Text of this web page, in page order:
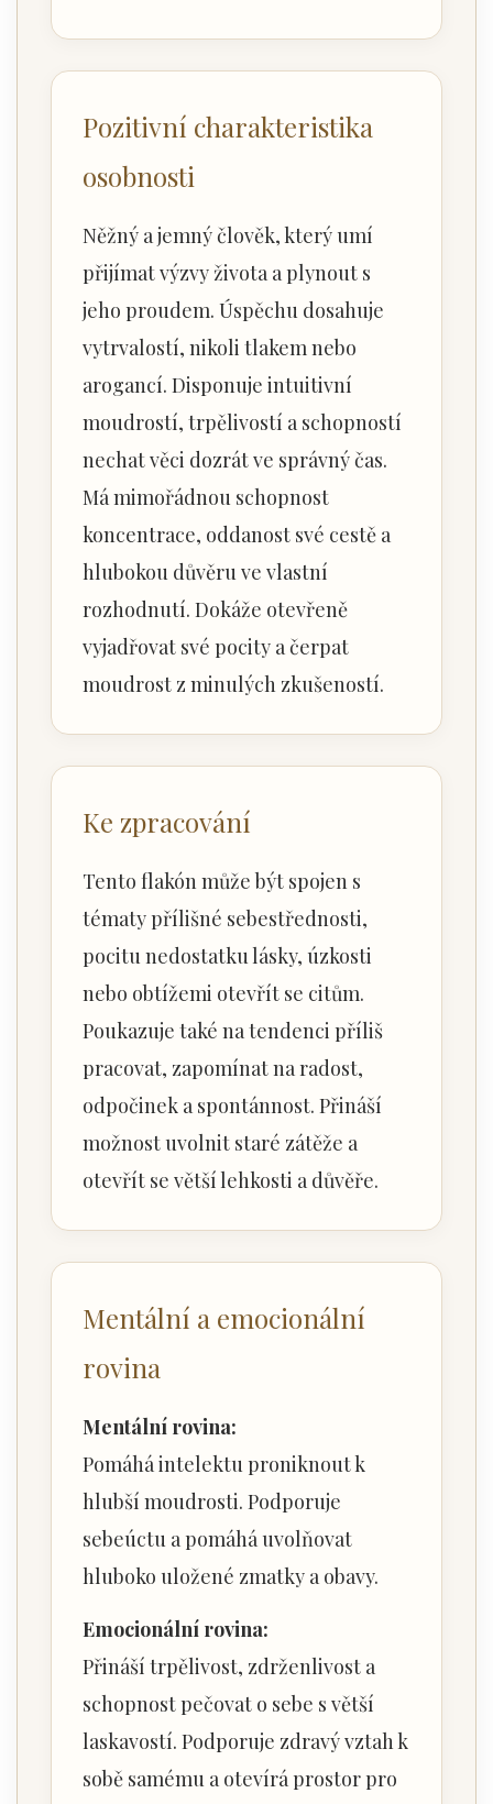
Pozitivní charakteristika
osobnosti
Něžný a jemný člověk, který umí
přijímat výzvy života a plynout s
jeho proudem. Úspěchu dosahuje
vytrvalostí, nikoli tlakem nebo
arogancí. Disponuje intuitivní
moudrostí, trpělivostí a schopností
nechat věci dozrát ve správný čas.
Má mimořádnou schopnost
koncentrace, oddanost své cestě a
hlubokou důvěru ve vlastní
rozhodnutí. Dokáže otevřeně
vyjadřovat své pocity a čerpat
moudrost z minulých zkušeností.
Ke zpracování
Tento flakón může být spojen s
tématy přílišné sebestřednosti,
pocitu nedostatku lásky, úzkosti
nebo obtížemi otevřít se citům.
Poukazuje také na tendenci příliš
pracovat, zapomínat na radost,
odpočinek a spontánnost. Přináší
možnost uvolnit staré zátěže a
otevřít se větší lehkosti a důvěře.
Mentální a emocionální
rovina
Mentální rovina:
Pomáhá intelektu proniknout k
hlubší moudrosti. Podporuje
sebeúctu a pomáhá uvolňovat
hluboko uložené zmatky a obavy.
Emocionální rovina:
Přináší trpělivost, zdrženlivost a
schopnost pečovat o sebe s větší
laskavostí. Podporuje zdravý vztah k
sobě samému a otevírá prostor pro